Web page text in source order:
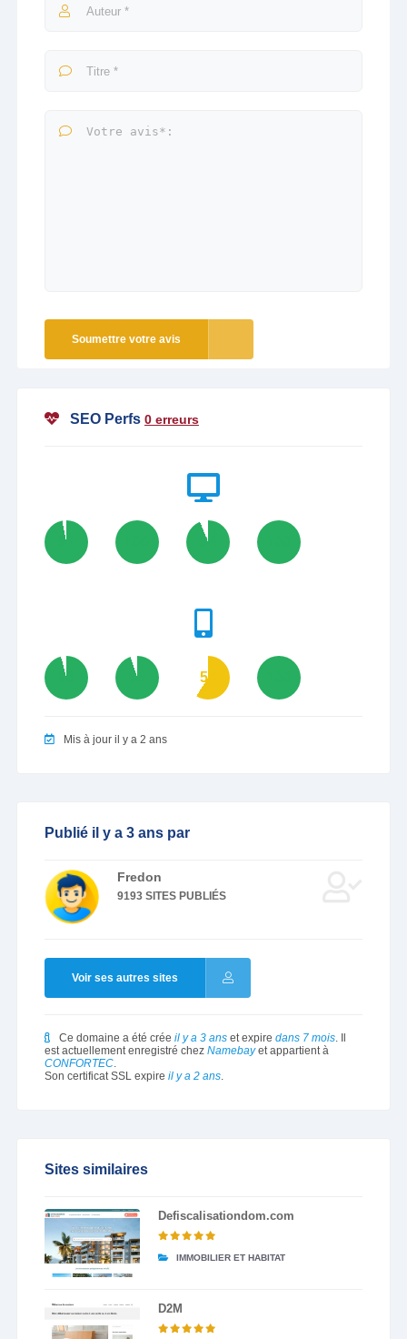
Soumettre votre avis
SEO Perfs 0 erreurs
97 94
96 95 59
Mis à jour il y a 2 ans
Publié il y a 3 ans par
Fredon
9193 SITES PUBLIÉS
Voir ses autres sites
Ce domaine a été crée il y a 3 anset expire dans 7 mois. Il
est actuellement enregistré chez Namebayet appartient à
CONFORTEC.
Son certificat SSL expire il y a 2 ans.
Sites similaires
Defiscalisationdom.com
IMMOBILIER ET HABITAT
D2M